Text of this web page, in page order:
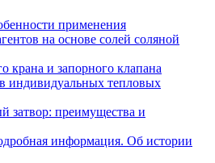
применения
на основе солей соляной
крана и запорного клапана
индивидуальных тепловых
затвор: преимущества и
информация. Об истории